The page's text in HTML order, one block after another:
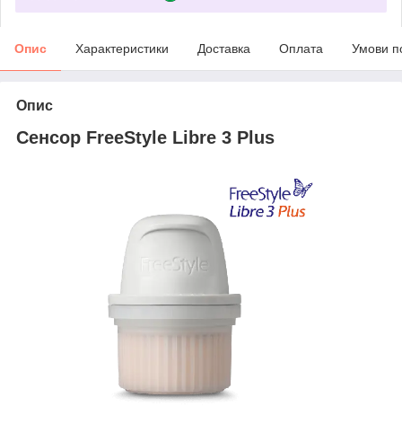
Опис Характеристики Доставка Оплата Умови
Опис
Сенсор FreeStyle Libre 3 Plus